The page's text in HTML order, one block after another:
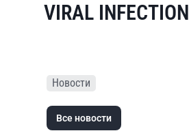
VIRAL INFECTION
Новости
Все новости